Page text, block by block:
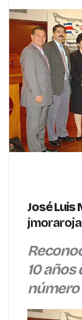
José Luis
10
número